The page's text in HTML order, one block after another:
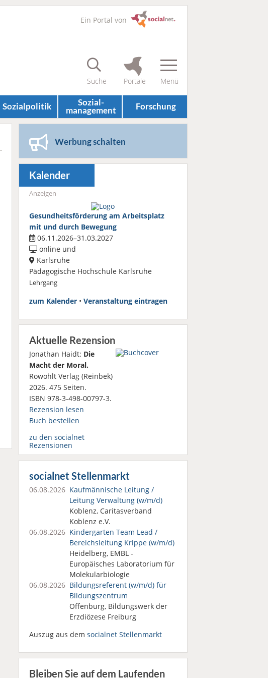
Ein Portal von
Sozial­politik Sozial­
management Forschung
Werbung schalten
Kalender
Anzeigen
Gesundheitsförderung am Arbeitsplatz
mit und durch Bewegung
06.11.2026–31.03.2027
online und
Karlsruhe
Pädagogische Hochschule Karlsruhe
Lehrgang
zum Kalender• Veranstaltung eintragen
Aktuelle Rezension
Jonathan Haidt: Die
Macht der Moral.
Rowohlt Verlag (Reinbek)
2026. 475 Seiten.
ISBN 978-3-498-00797-3.
Rezension lesen
Buch bestellen
zu den socialnet
Rezensionen
socialnet Stellenmarkt
06.08.2026 Kaufmännische Leitung /
Leitung Verwaltung (w/m/d)
Koblenz, Caritasverband
Koblenz e.V.
06.08.2026 Kindergarten Team Lead /
Bereichsleitung Krippe (w/m/d)
Heidelberg, EMBL -
Europäisches Laboratorium für
Molekularbiologie
06.08.2026 Bildungsreferent (w/m/d) für
Bildungszentrum
Offenburg, Bildungswerk der
Erzdiözese Freiburg
Auszug aus dem socialnet Stellenmarkt
Bleiben Sie auf dem Laufenden